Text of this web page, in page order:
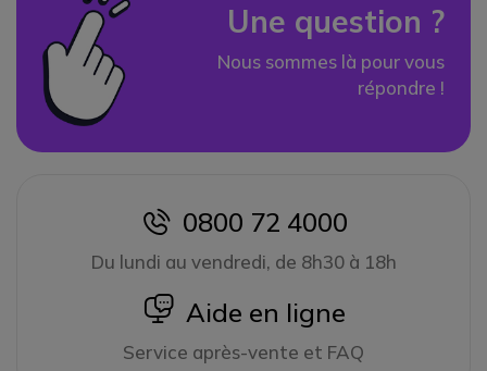
Une question ?
Nous sommes là pour vous
répondre !
icon
0800 72 4000
Du lundi au vendredi, de 8h30 à 18h
icon
Aide en ligne
Service après-vente et FAQ